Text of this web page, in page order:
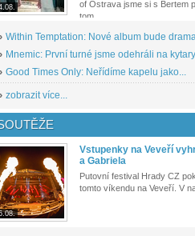
of Ostrava jsme si s Bertem
tom,...
Within Temptation: Nové album bude
Mnemic: První turné jsme odehráli na
Good Times Only: Neřídíme kapelu jako...
zobrazit více...
Vstupenky na Veveří
a Gabriela
Putovní festival Hrady CZ
tomto víkendu na Veveří. V